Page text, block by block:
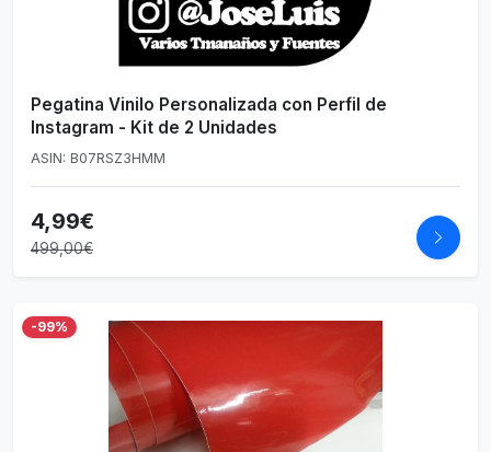
Pegatina Vinilo Personalizada con Perfil de
Instagram - Kit de 2 Unidades
ASIN: B07RSZ3HMM
4,99€
499,00€
-99%